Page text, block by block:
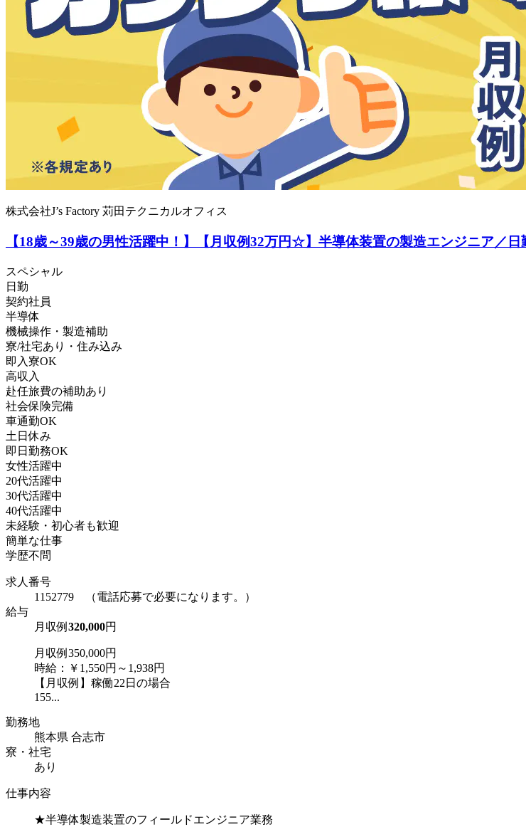
株式会社J’s Factory 苅田テクニカルオフィス
【18歳～39歳の男性活躍中！】【月収例32万円☆】半導体装置の製造エンジニア／
スペシャル
日勤
契約社員
半導体
機械操作・製造補助
寮/社宅あり・住み込み
即入寮OK
高収入
赴任旅費の補助あり
社会保険完備
車通勤OK
土日休み
即日勤務OK
女性活躍中
20代活躍中
30代活躍中
40代活躍中
未経験・初心者も歓迎
簡単な仕事
学歴不問
求人番号
1152779 （電話応募で必要になります。）
給与
月収例 320,000円
月収例350,000円
時給：￥1,550円～1,938円
【月収例】稼働22日の場合
155...
勤務地
熊本県 合志市
寮・社宅
あり
仕事内容
★半導体製造装置のフィールドエンジニア業務